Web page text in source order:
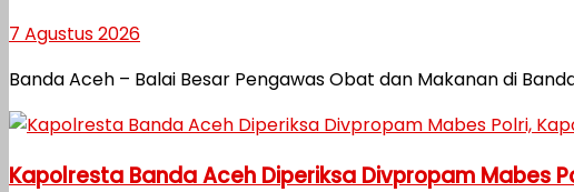
7 Agustus 2026
Banda Aceh – Balai Besar Pengawas Obat dan Makanan di
Kapolresta Banda Aceh Diperiksa Divpropam Mabes